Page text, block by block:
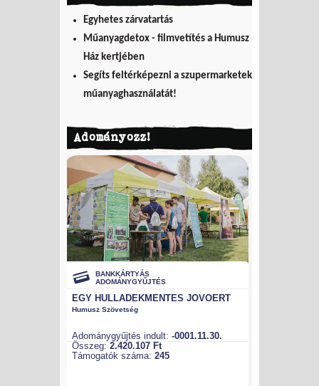
Egyhetes zárvatartás
Műanyagdetox - filmvetítés a Humusz
Ház kertjében
Segíts feltérképezni a szupermarketek
műanyaghasználatát!
Adományozz!